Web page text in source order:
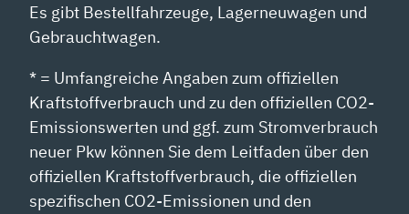
Es gibt Bestellfahrzeuge, Lagerneuwagen und
Gebrauchtwagen.
* = Umfangreiche Angaben zum offiziellen
Kraftstoffverbrauch und zu den offiziellen CO2-
Emissionswerten und ggf. zum Stromverbrauch
neuer Pkw können Sie dem Leitfaden über den
offiziellen Kraftstoffverbrauch, die offiziellen
spezifischen CO2-Emissionen und den